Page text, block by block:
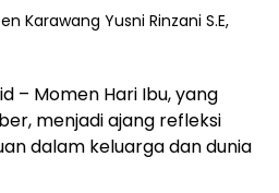
Karawang Yusni Rinzani S.E,
– Momen Hari Ibu, yang
menjadi ajang refleksi
dalam keluarga dan dunia